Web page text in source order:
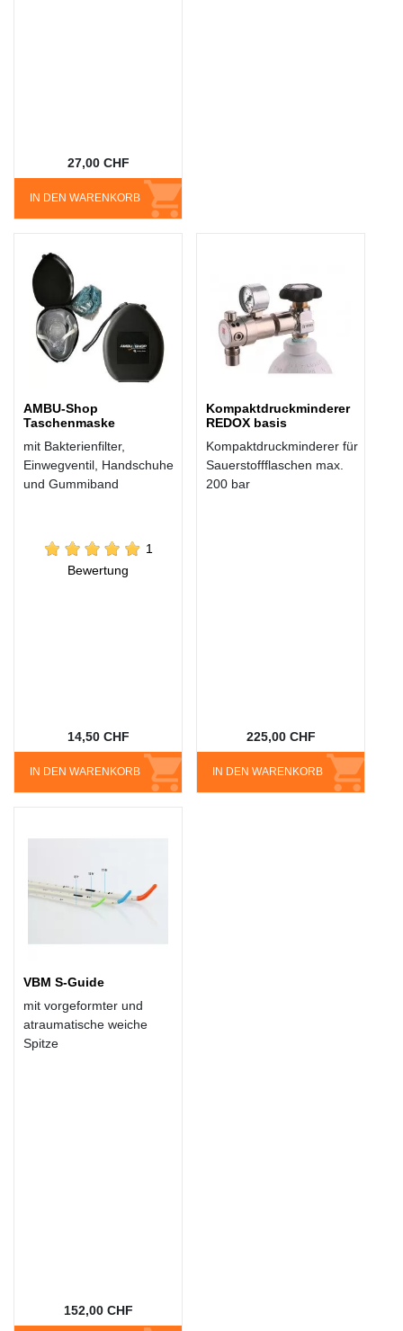
IN DEN WARENKORB
27,00 CHF
AMBU-Shop
Taschenmaske
mit Bakterienfilter,
Einwegventil, Handschuhe
und Gummiband
IN DEN WARENKORB
14,50 CHF
1
Bewertung
Kompaktdruckminderer
REDOX basis
Kompaktdruckminderer für
Sauerstoffflaschen max.
200 bar
IN DEN WARENKORB
225,00 CHF
VBM S-Guide
mit vorgeformter und
atraumatische weiche
Spitze
152,00 CHF